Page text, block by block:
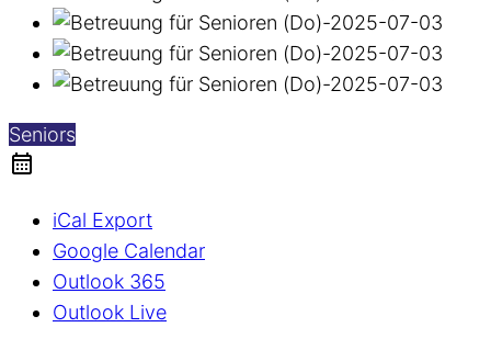
Seniors
iCal Export
Google Calendar
Outlook 365
Outlook Live